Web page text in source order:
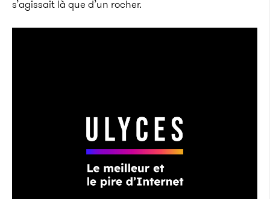
s’agissait là que d’un rocher.